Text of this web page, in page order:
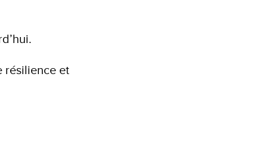
résilience et